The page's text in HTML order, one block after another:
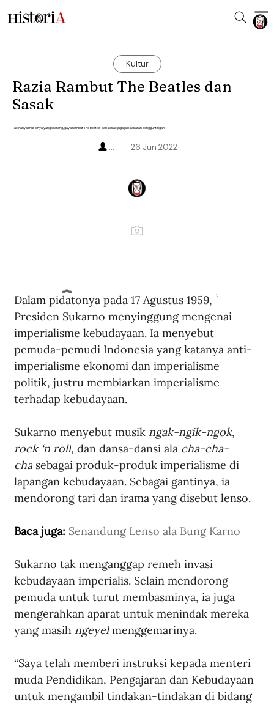
Kultur
Razia Rambut The Beatles dan
Sasak
Tak hanya musiknya yang dilarang, gaya rambut The Beatles dan sasak juga jadi sasaran pengguntingan.
26 Jun 2022
...
Band asal Inggris The Beatles ketika berada di Amerika Serikat pada 1964. (Wikimedia Commons).
Dalam pidatonya pada 17 Agustus 1959,
Presiden Sukarno menyinggung mengenai
imperialisme kebudayaan. Ia menyebut
pemuda-pemudi Indonesia yang katanya anti-
imperialisme ekonomi dan imperialisme
politik, justru membiarkan imperialisme
terhadap kebudayaan.
Sukarno menyebut musik ngak-ngik-ngok,
rock ‘n roll, dan dansa-dansi ala cha-cha-
cha sebagai produk-produk imperialisme di
lapangan kebudayaan. Sebagai gantinya, ia
mendorong tari dan irama yang disebut lenso.
Baca juga: Senandung Lenso ala Bung Karno
Sukarno tak menganggap remeh invasi
kebudayaan imperialis. Selain mendorong
pemuda untuk turut membasminya, ia juga
mengerahkan aparat untuk menindak mereka
yang masih ngeyel menggemarinya.
“Saya telah memberi instruksi kepada menteri
muda Pendidikan, Pengajaran dan Kebudayaan
untuk mengambil tindakan-tindakan di bidang